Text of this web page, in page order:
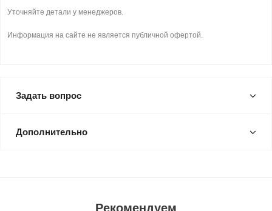
Уточняйте детали у менеджеров.
Информация на сайте не является публичной офертой.
Задать вопрос
Дополнительно
Рекомендуем